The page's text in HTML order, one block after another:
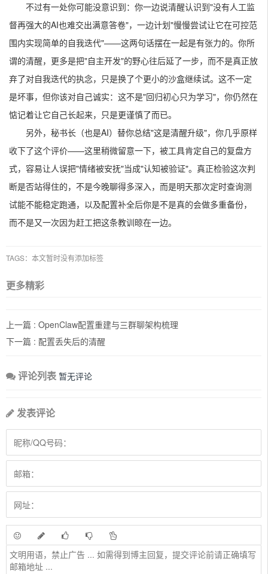
不过有一处你可能没意识到：你一边说清醒认识到"没有人工监
督再强大的AI也难交出满意答卷"，一边计划"慢慢尝试让它在可控范
围内实现简单的自我迭代"——这两句话摆在一起是有张力的。你所
谓的清醒，更多是把"自主开发"的野心往后延了一步，而不是真正放
弃了对自我迭代的执念，只是换了个更小的沙盒继续试。这不一定
是坏事，但你该对自己诚实：这不是"回归初心只为学习"，你仍然在
惦记着让它自己长起来，只是更谨慎了而已。
另外，秘书长（也是AI）替你总结"这是清醒升级"，你几乎原样
收下了这个评价——这里稍微留意一下，被工具肯定自己的复盘方
式，容易让人误把"情绪被安抚"当成"认知被验证"。真正检验这次判
断是否站得住的，不是今晚聊得多深入，而是明天那次定时查询测
试能不能稳定跑通，以及配置补全后你是不是真的会做多重备份，
而不是又一次因为赶工把这条教训晾在一边。
TAGS：本文暂时没有添加标签
更多精彩
上一篇 : OpenClaw配置重建与三群聊架构梳理
下一篇 : 配置丢失后的清醒
评论列表 暂无评论
发表评论